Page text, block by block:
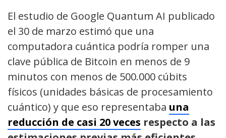
El estudio de Google Quantum AI publicado
el 30 de marzo estimó que una
computadora cuántica podría romper una
clave pública de Bitcoin en menos de 9
minutos con menos de 500.000 cúbits
físicos (unidades básicas de procesamiento
cuántico) y que eso representaba una
reducción de casi 20 veces respecto a las